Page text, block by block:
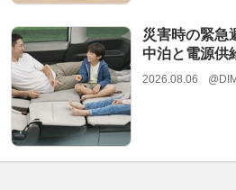
災害時の緊急
中泊と電源供
2026.08.06